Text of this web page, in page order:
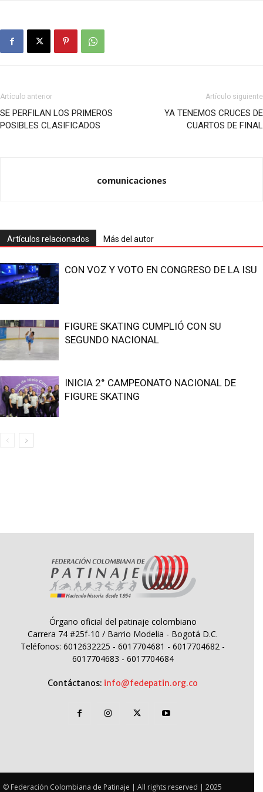
Artículo anterior
SE PERFILAN LOS PRIMEROS
POSIBLES CLASIFICADOS
Artículo siguiente
YA TENEMOS CRUCES DE
CUARTOS DE FINAL
comunicaciones
Artículos relacionados Más del autor
CON VOZ Y VOTO EN CONGRESO DE LA ISU
FIGURE SKATING CUMPLIÓ CON SU
SEGUNDO NACIONAL
INICIA 2° CAMPEONATO NACIONAL DE
FIGURE SKATING
Órgano oficial del patinaje colombiano
Carrera 74 #25f-10 / Barrio Modelia - Bogotá D.C.
Teléfonos: 6012632225 - 6017704681 - 6017704682 -
6017704683 - 6017704684
Contáctanos: info@fedepatin.org.co
© Federación Colombiana de Patinaje | All rights reserved | 2025